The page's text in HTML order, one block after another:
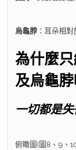
烏龜脖 ：耳朵相
為什麼
及烏龜脖
一切都是
俯瞰圖(圖8、9、